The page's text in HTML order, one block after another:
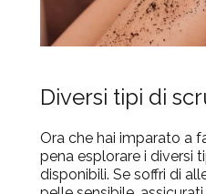
Diversi tipi di
Ora che hai imparato a
pena esplorare i diversi
disponibili. Se soffri di